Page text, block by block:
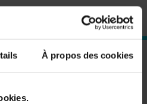
À propos des cookies
NOTRE NEWSLETTER